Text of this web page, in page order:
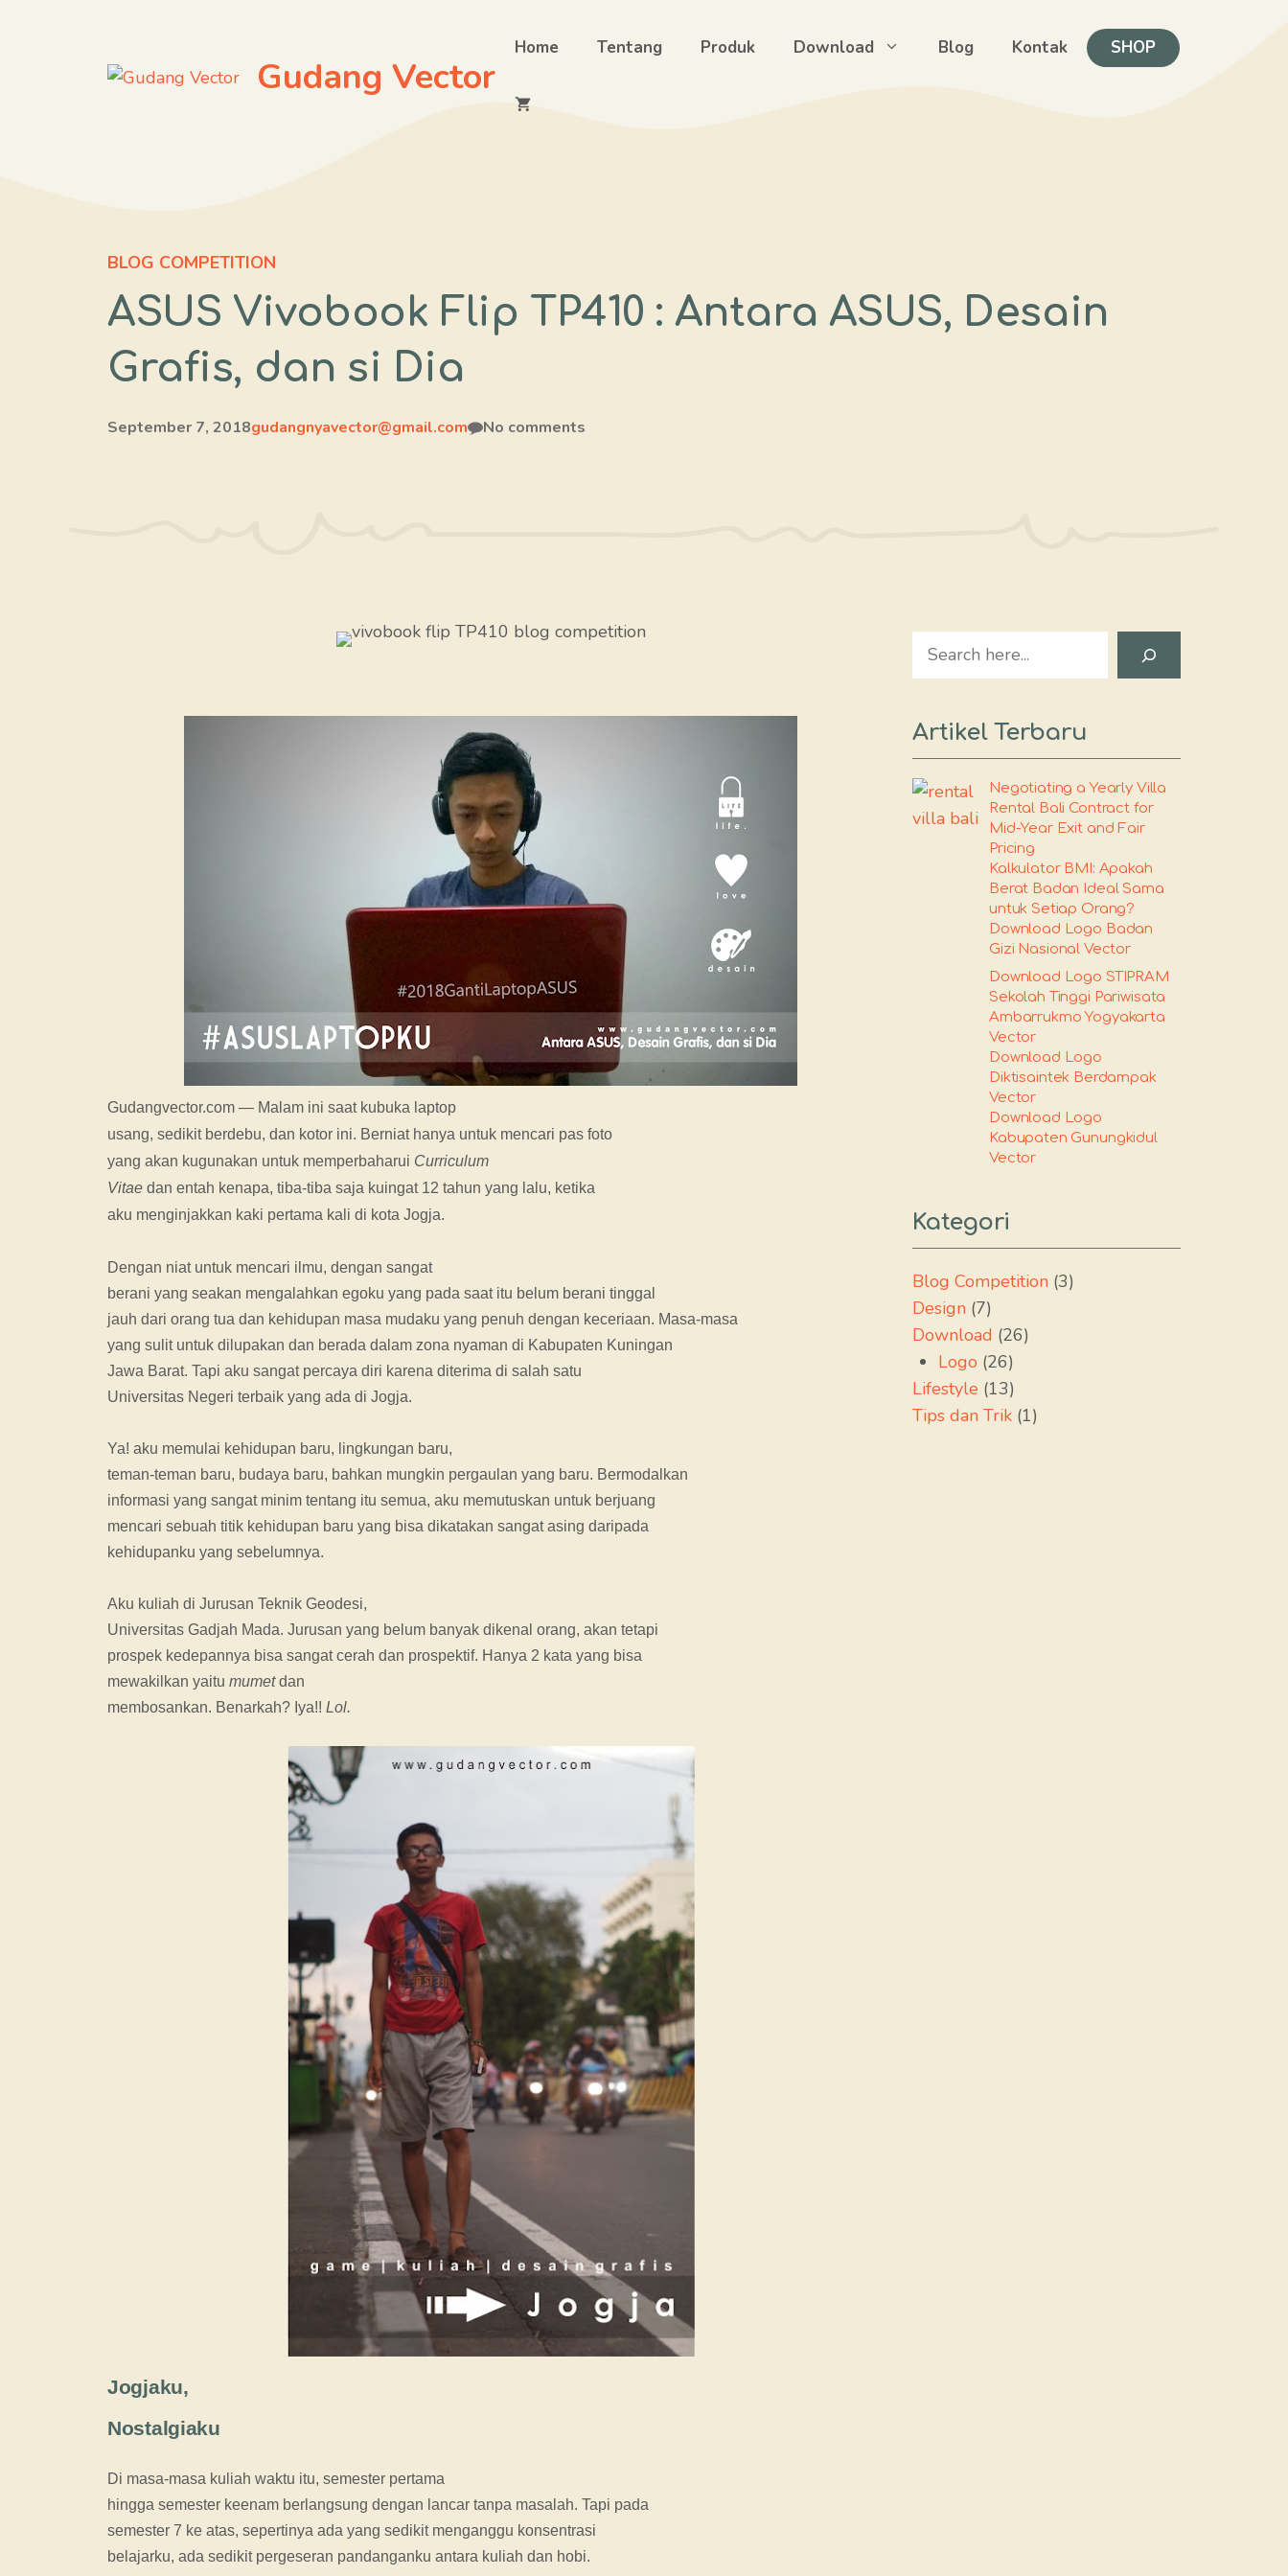
Gudang Vector
Home Tentang Produk Download Blog Kontak SHOP
BLOG COMPETITION
ASUS Vivobook Flip TP410 : Antara ASUS, Desain
Grafis, dan si Dia
September 7, 2018gudangnyavector@gmail.com No comments
Gudangvector.com — Malam ini saat kubuka laptop
usang, sedikit berdebu, dan kotor ini. Berniat hanya untuk mencari pas foto
yang akan kugunakan untuk memperbaharui Curriculum
Vitae dan entah kenapa, tiba-tiba saja kuingat 12 tahun yang lalu, ketika
aku menginjakkan kaki pertama kali di kota Jogja.
Dengan niat untuk mencari ilmu, dengan sangat
berani yang seakan mengalahkan egoku yang pada saat itu belum berani tinggal
jauh dari orang tua dan kehidupan masa mudaku yang penuh dengan keceriaan. Masa-masa
yang sulit untuk dilupakan dan berada dalam zona nyaman di Kabupaten Kuningan
Jawa Barat. Tapi aku sangat percaya diri karena diterima di salah satu
Universitas Negeri terbaik yang ada di Jogja.
Ya! aku memulai kehidupan baru, lingkungan baru,
teman-teman baru, budaya baru, bahkan mungkin pergaulan yang baru. Bermodalkan
informasi yang sangat minim tentang itu semua, aku memutuskan untuk berjuang
mencari sebuah titik kehidupan baru yang bisa dikatakan sangat asing daripada
kehidupanku yang sebelumnya.
Aku kuliah di Jurusan Teknik Geodesi,
Universitas Gadjah Mada. Jurusan yang belum banyak dikenal orang, akan tetapi
prospek kedepannya bisa sangat cerah dan prospektif. Hanya 2 kata yang bisa
mewakilkan yaitu mumetdan
membosankan. Benarkah? Iya!! Lol.
Jogjaku,
Nostalgiaku
Di masa-masa kuliah waktu itu, semester pertama
hingga semester keenam berlangsung dengan lancar tanpa masalah. Tapi pada
semester 7 ke atas, sepertinya ada yang sedikit menganggu konsentrasi
belajarku, ada sedikit pergeseran pandanganku antara kuliah dan hobi.
Search
Artikel Terbaru
Negotiating a Yearly Villa
Rental Bali Contract for
Mid-Year Exit and Fair
Pricing
Kalkulator BMI: Apakah
Berat Badan Ideal Sama
untuk Setiap Orang?
Download Logo Badan
Gizi Nasional Vector
Download Logo STIPRAM
Sekolah Tinggi Pariwisata
Ambarrukmo Yogyakarta
Vector
Download Logo
Diktisaintek Berdampak
Vector
Download Logo
Kabupaten Gunungkidul
Vector
Kategori
Blog Competition (3)
Design (7)
Download (26)
Logo (26)
Lifestyle (13)
Tips dan Trik (1)